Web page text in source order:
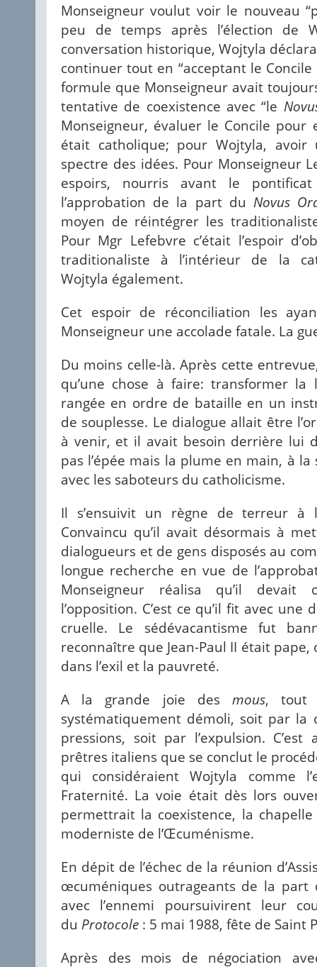
Monseigneur voulut voir le nouveau
peu de temps après l’élection de
conversation historique, Wojtyla
continuer tout en “acceptant le
formule que Monseigneur avait
tentative de coexistence avec “le
Monseigneur, évaluer le Concile
était catholique; pour Wojtyla,
spectre des idées. Pour Monseigneur
espoirs, nourris avant le
l’approbation de la part du Novus
moyen de réintégrer les
Pour Mgr Lefebvre c’était l’espoir
traditionaliste à l’intérieur de la
Wojtyla également.
Cet espoir de réconciliation les
Monseigneur une accolade fatale. La
Du moins celle-là. Après cette
qu’une chose à faire: transformer
rangée en ordre de bataille en un
de souplesse. Le dialogue allait être
à venir, et il avait besoin derrière lui
pas l’épée mais la plume en main, à
avec les saboteurs du catholicisme.
Il s’ensuivit un règne de terreur à
Convaincu qu’il avait désormais à
dialogueurs et de gens disposés au
longue recherche en vue de
Monseigneur réalisa qu’il
l’opposition. C’est ce qu’il fit avec
cruelle. Le sédévacantisme fut
reconnaître que Jean-Paul II était
dans l’exil et la pauvreté.
A la grande joie des mous,
systématiquement démoli, soit par la
pressions, soit par l’expulsion. C’est
prêtres italiens que se conclut le
qui considéraient Wojtyla comme
Fraternité. La voie était dès lors
permettrait la coexistence, la
moderniste de l’Œcuménisme.
En dépit de l’échec de la réunion
œcuméniques outrageants de la part
avec l’ennemi poursuivirent leur
du Protocole : 5 mai 1988, fête de Saint
Après des mois de négociation